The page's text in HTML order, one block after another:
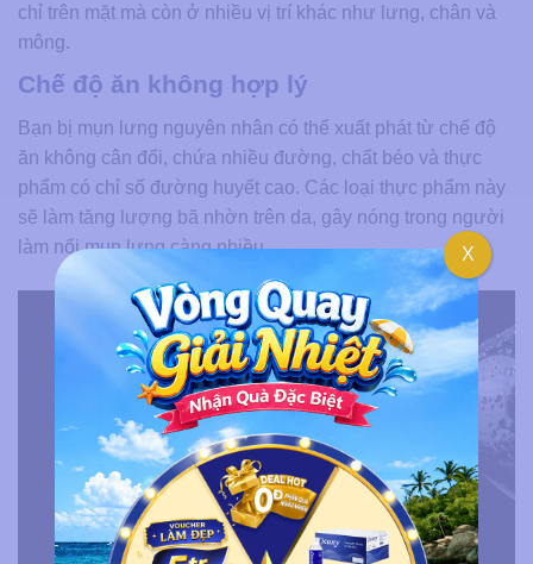
chỉ trên mặt mà còn ở nhiều vị trí khác như lưng, chân và
mông.
Chế độ ăn không hợp lý
Bạn bị mụn lưng nguyên nhân có thể xuất phát từ chế độ
ăn không cân đối, chứa nhiều đường, chất béo và thực
phẩm có chỉ số đường huyết cao. Các loại thực phẩm này
sẽ làm tăng lượng bã nhờn trên da, gây nóng trong người
làm nổi mụn lưng càng nhiều.
X